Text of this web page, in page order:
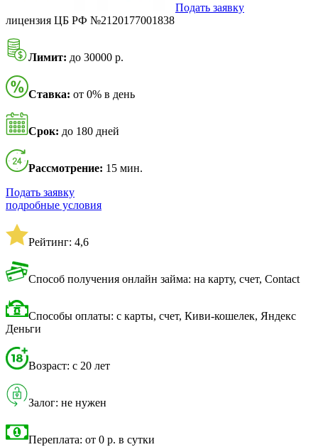
Подать заявку
лицензия ЦБ РФ №2120177001838
Лимит: до 30000 р.
Ставка: от 0% в день
Срок: до 180 дней
Рассмотрение: 15 мин.
Подать заявку
подробные условия
Рейтинг: 4,6
Способ получения онлайн займа: на карту, счет, Contact
Способы оплаты: с карты, счет, Киви-кошелек, Яндекс
Деньги
Возраст: с 20 лет
Залог: не нужен
Переплата: от 0 р. в сутки